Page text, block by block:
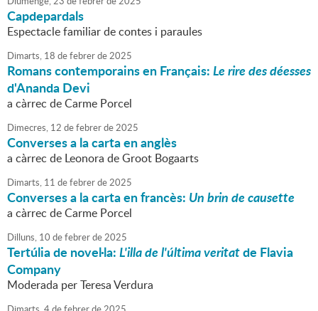
Capdepardals
Espectacle familiar de contes i paraules
Dimarts, 18 defebrerde2025
Romans contemporains en Français:Le rire des déesses
d'Ananda Devi
a càrrec de Carme Porcel
Dimecres, 12 defebrerde2025
Converses a la carta en anglès
a càrrec de Leonora de Groot Bogaarts
Dimarts, 11 defebrerde2025
Converses a la carta en francès: Un brin de causette
a càrrec de Carme Porcel
Dilluns, 10 defebrerde2025
Tertúlia de novel·la:L'illa de l'última veritatde Flavia
Company
Moderada per Teresa Verdura